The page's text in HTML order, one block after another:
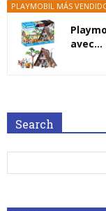
PLAYMOBIL MÁS
avec...
Search